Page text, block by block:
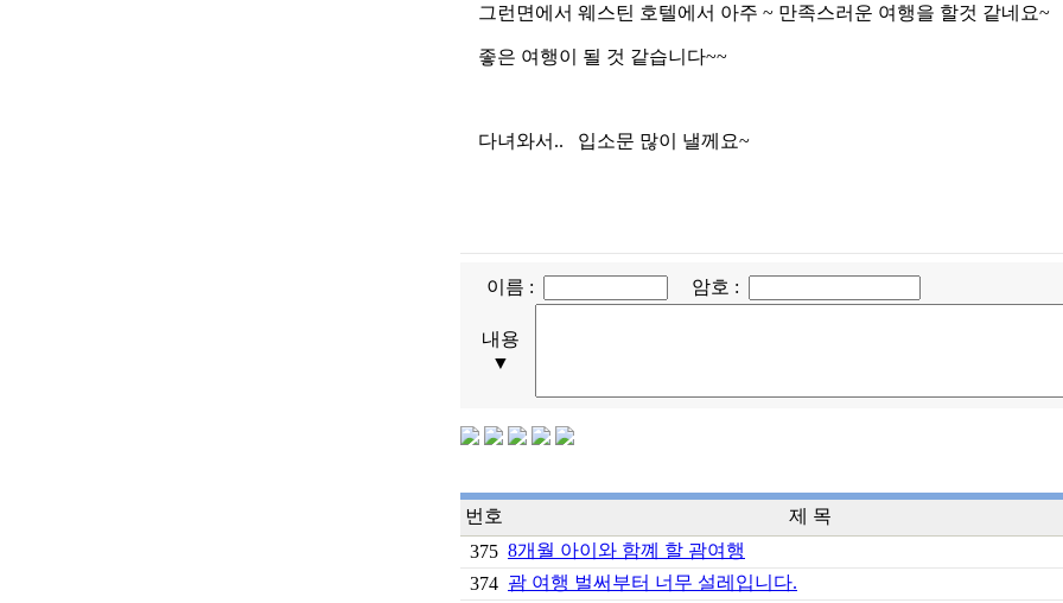
그런면에서 웨스틴 호텔에서 아주 ~ 만족스러운 여행을 할것 같네요~
좋은 여행이 될 것 같습니다~~
다녀와서.. 입소문 많이 낼께요~
이름 : 암호 :
내용
▼
번호
제 목
375 8개월 아이와 함꼐 할 괌여행
374 괌 여행 벌써부터 너무 설레입니다.